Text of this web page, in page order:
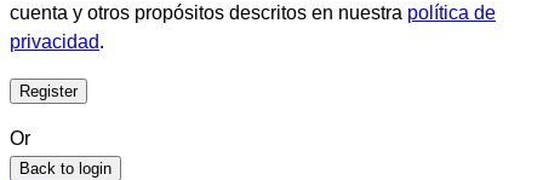
cuenta y otros propósitos descritos en nuestra política de
privacidad.
Or
Back to login